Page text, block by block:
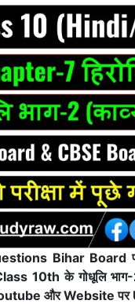
Bihar Board
10th के गोधूलि
और Website पर